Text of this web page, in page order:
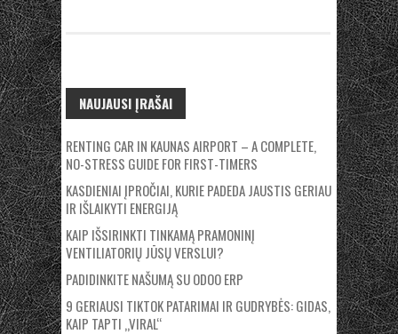
NAUJAUSI ĮRAŠAI
RENTING CAR IN KAUNAS AIRPORT – A COMPLETE,
NO-STRESS GUIDE FOR FIRST-TIMERS
KASDIENIAI ĮPROČIAI, KURIE PADEDA JAUSTIS GERIAU
IR IŠLAIKYTI ENERGIJĄ
KAIP IŠSIRINKTI TINKAMĄ PRAMONINĮ
VENTILIATORIŲ JŪSŲ VERSLUI?
PADIDINKITE NAŠUMĄ SU ODOO ERP
9 GERIAUSI TIKTOK PATARIMAI IR GUDRYBĖS: GIDAS,
KAIP TAPTI „VIRAL“